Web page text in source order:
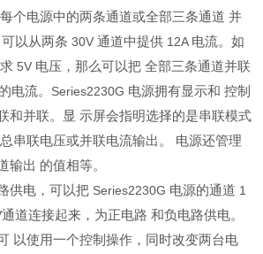
个电源中的两条通道或全部三条通道 并
可以从两条 30V通道中提供 12A 电流。如
5V 电压，那么可以把 全部三条通道并联
的电流。 Series2230G 电源拥有显示和 控制
和并联。显 示屏会指明选择的是串联模式
串联电压或并联电流输出。 电源还管理
输出 的值相等。
供电，可以把 Series2230G 电源的通道 1
通道连接起来，为正电路 和负电路供电。
以使用一个控制操作，同时改变两台电